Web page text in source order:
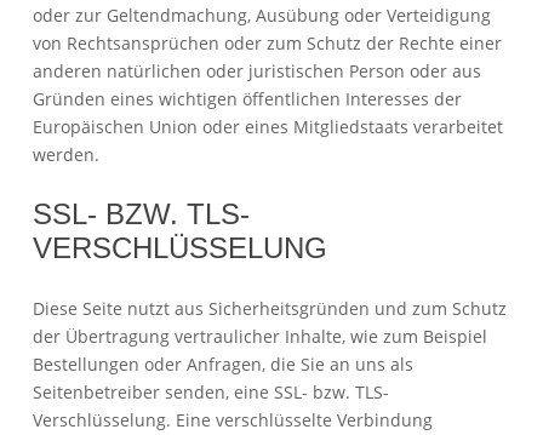
oder zur Geltendmachung, Ausübung oder Verteidigung
von Rechtsansprüchen oder zum Schutz der Rechte einer
anderen natürlichen oder juristischen Person oder aus
Gründen eines wichtigen öffentlichen Interesses der
Europäischen Union oder eines Mitgliedstaats verarbeitet
werden.
SSL- BZW. TLS-
VERSCHLÜSSELUNG
Diese Seite nutzt aus Sicherheitsgründen und zum Schutz
der Übertragung vertraulicher Inhalte, wie zum Beispiel
Bestellungen oder Anfragen, die Sie an uns als
Seitenbetreiber senden, eine SSL- bzw. TLS-
Verschlüsselung. Eine verschlüsselte Verbindung